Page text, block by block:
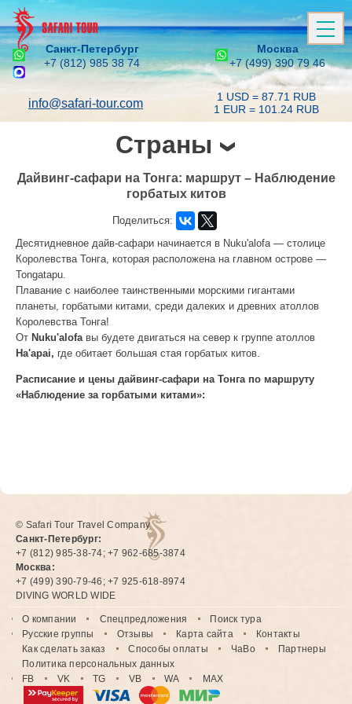
Санкт-Петербург
+7 (812) 985 38 74
Москва
+7 (499) 390 79 46
info@safari-tour.com
1 USD = 87.71 RUB
1 EUR = 101.24 RUB
Страны
Дайвинг-сафари на Тонга: маршрут – Наблюдение
горбатых китов
Поделиться:
Десятидневное дайв-сафари начинается в Nuku'alofa — столице
Королевства Тонга, которая расположена на главном острове —
Tongatapu.
Плавание с наиболее таинственными морскими гигантами
планеты, горбатыми китами, среди далеких и древних атоллов
Королевства Тонга!
От Nuku'alofaвы будете двигаться на север к группе атоллов
Ha'apai, где обитает большая стая горбатых китов.
Расписание и цены дайвинг-сафари на Тонга по маршруту
«Наблюдение за горбатыми китами»:
© Safari Tour Travel Company
Санкт-Петербург:
+7 (812) 985-38-74; +7 962-685-3874
Москва:
+7 (499) 390-79-46; +7 925-618-8974
DIVING WORLD WIDE
О компании Спецпредложения
Поиск тура
Русские группы
Отзывы Карта сайта
Контакты
Как сделать заказ
Способы оплаты ЧаВо
Партнеры
Политика персональных данных
FB
VK TG VB WA MAX